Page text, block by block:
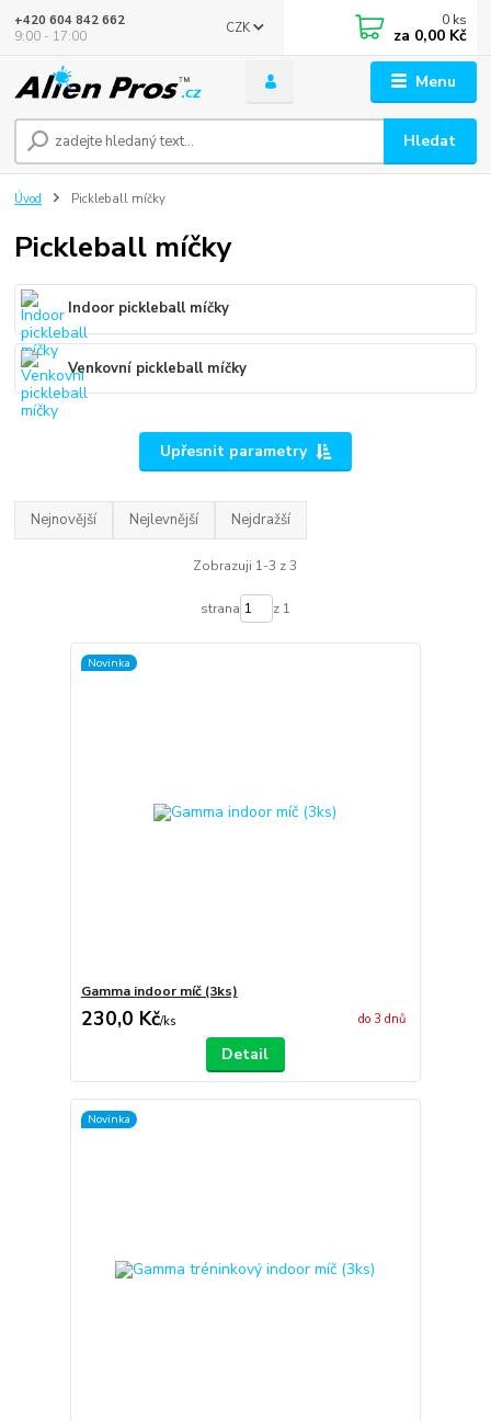
Menu
CZK
Hledat
+420 604 842 662
9:00 - 17:00
0 ks
za 0,00 Kč
Úvod Pickleball míčky
Pickleball míčky
Indoor pickleball míčky
Venkovní pickleball míčky
Upřesnit parametry
Nejnovější Nejlevnější Nejdražší
Zobrazuji 1-3 z 3
strana z 1
Novinka
Gamma indoor míč (3ks)
230,0 Kč/ks do 3 dnů
Detail
Novinka